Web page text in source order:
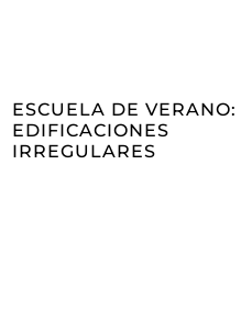
ESCUELA DE VERANO:
EDIFICACIONES
IRREGULARES